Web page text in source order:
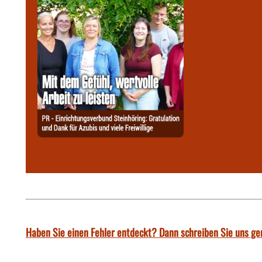
Haben Sie einen Fehler entdeckt? Dann schreiben Sie uns